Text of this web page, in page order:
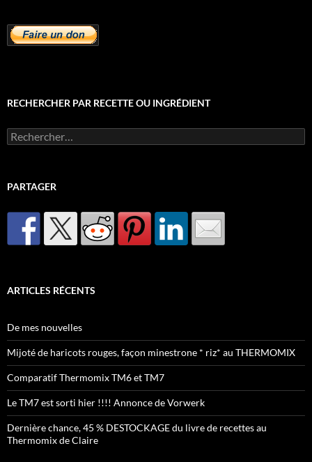
RECHERCHER PAR RECETTE OU INGRÉDIENT
Rechercher :
PARTAGER
ARTICLES RÉCENTS
De mes nouvelles
Mijoté de haricots rouges, façon minestrone * riz* au THERMOMIX
Comparatif Thermomix TM6 et TM7
Le TM7 est sorti hier !!!! Annonce de Vorwerk
Dernière chance, 45 % DESTOCKAGE du livre de recettes au
Thermomix de Claire